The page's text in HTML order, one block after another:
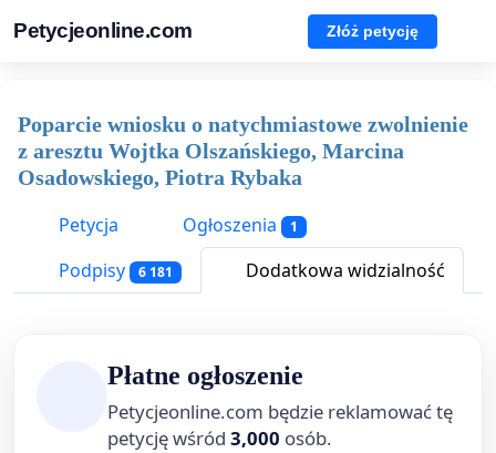
Petycjeonline.com Złóż petycję
Poparcie wniosku o natychmiastowe zwolnienie
z aresztu Wojtka Olszańskiego, Marcina
Osadowskiego, Piotra Rybaka
Petycja
Ogłoszenia 1
Podpisy 6 181 Dodatkowa widzialność
Płatne ogłoszenie
Petycjeonline.com będzie reklamować tę
petycję wśród 3,000 osób.